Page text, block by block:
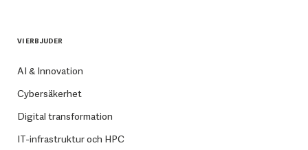
VI ERBJUDER
AI & Innovation
Cybersäkerhet
Digital transformation
IT-infrastruktur och HPC